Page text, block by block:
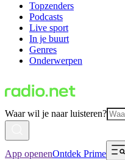
Topzenders
Podcasts
Live sport
In je buurt
Genres
Onderwerpen
Waar wil je naar luisteren?
App openenOntdek Prime